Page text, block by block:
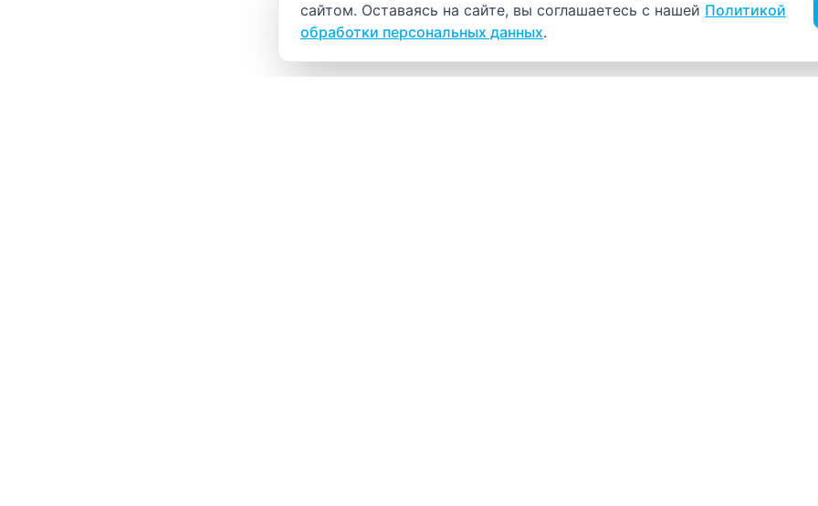
сайтом. Оставаясь на сайте, вы соглашаетесь с нашей Политикой
обработки персональных данных.